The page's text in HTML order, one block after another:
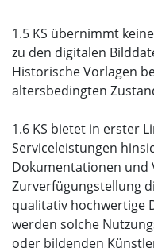
1.5 KS übernimmt
zu den digitalen
Historische Vorlagen
altersbedingten
1.6 KS bietet in erster
Serviceleistungen
Dokumentationen und
Zurverfügungstellung
qualitativ hochwertige
werden solche
oder bildenden